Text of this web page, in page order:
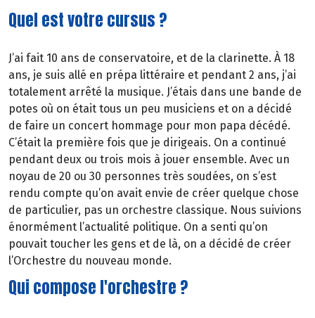
Quel est votre cursus ?
J’ai fait 10 ans de conservatoire, et de la clarinette. À 18
ans, je suis allé en prépa littéraire et pendant 2 ans, j’ai
totalement arrêté la musique. J’étais dans une bande de
potes où on était tous un peu musiciens et on a décidé
de faire un concert hommage pour mon papa décédé.
C’était la première fois que je dirigeais. On a continué
pendant deux ou trois mois à jouer ensemble. Avec un
noyau de 20 ou 30 personnes très soudées, on s’est
rendu compte qu’on avait envie de créer quelque chose
de particulier, pas un orchestre classique. Nous suivions
énormément l’actualité politique. On a senti qu’on
pouvait toucher les gens et de là, on a décidé de créer
l’Orchestre du nouveau monde.
Qui compose l'orchestre ?